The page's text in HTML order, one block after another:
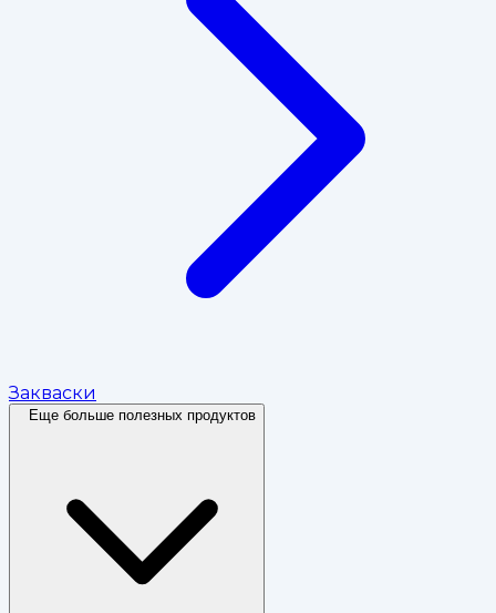
Закваски
Еще больше полезных продуктов